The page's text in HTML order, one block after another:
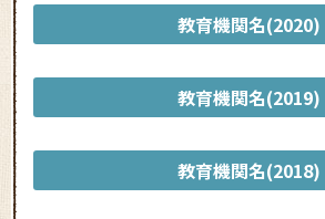
教育機関名(2020)
教育機関名(2019)
教育機関名(2018)